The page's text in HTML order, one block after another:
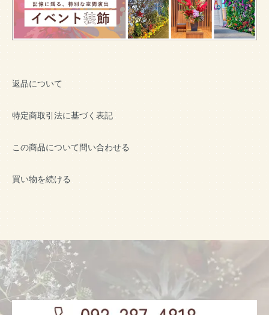
返品について
特定商取引法に基づく表記
この商品について問い合わせる
買い物を続ける